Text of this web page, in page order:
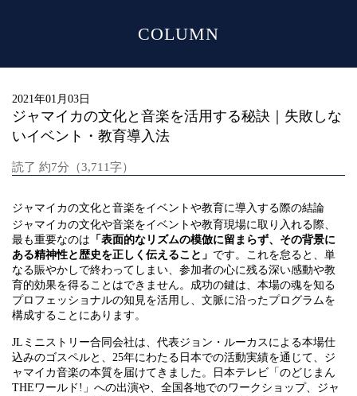
COLUMN
2021年01月03日
ジャマイカの文化と音楽を活用する秘訣｜失敗しな
いイベント・教育導入法
読了 約7分（3,711字）
ジャマイカの文化と音楽をイベントや教育に導入する際の結論
ジャマイカの文化や音楽をイベントや教育現場に取り入れる際、
最も重要なのは 「表面的なリズムの模倣に留まらず、その背景に
ある精神性と歴史を正しく伝えること」 です。これを怠ると、単
なる賑やかしで終わってしまい、参加者の心に残る深い感動や教
育的効果を得ることはできません。成功の鍵は、本場の魂を知る
プロフェッショナルの知見を活用し、文脈に沿ったプログラムを
構成することにあります。
JLミニストリー合同会社は、代表ジョン・ルーカスによる本場仕
込みのゴスペルと、25年にわたる日本での活動実績を通じて、ジ
ャマイカ音楽の本質を届けてきました。日本テレビ「のどじまん
THEワールド!」への出演や、全国各地でのワークショップ、ジャ